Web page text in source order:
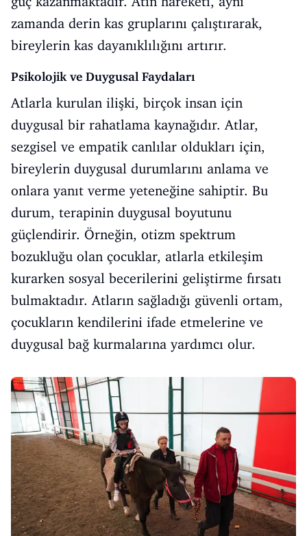
zamanda derin kas gruplarını çalıştırarak,
bireylerin kas dayanıklılığını artırır.
Psikolojik ve Duygusal Faydaları
Atlarla kurulan ilişki, birçok insan için
duygusal bir rahatlama kaynağıdır. Atlar,
sezgisel ve empatik canlılar oldukları için,
bireylerin duygusal durumlarını anlama ve
onlara yanıt verme yeteneğine sahiptir. Bu
durum, terapinin duygusal boyutunu
güçlendirir. Örneğin, otizm spektrum
bozukluğu olan çocuklar, atlarla etkileşim
kurarken sosyal becerilerini geliştirme fırsatı
bulmaktadır. Atların sağladığı güvenli ortam,
çocukların kendilerini ifade etmelerine ve
duygusal bağ kurmalarına yardımcı olur.